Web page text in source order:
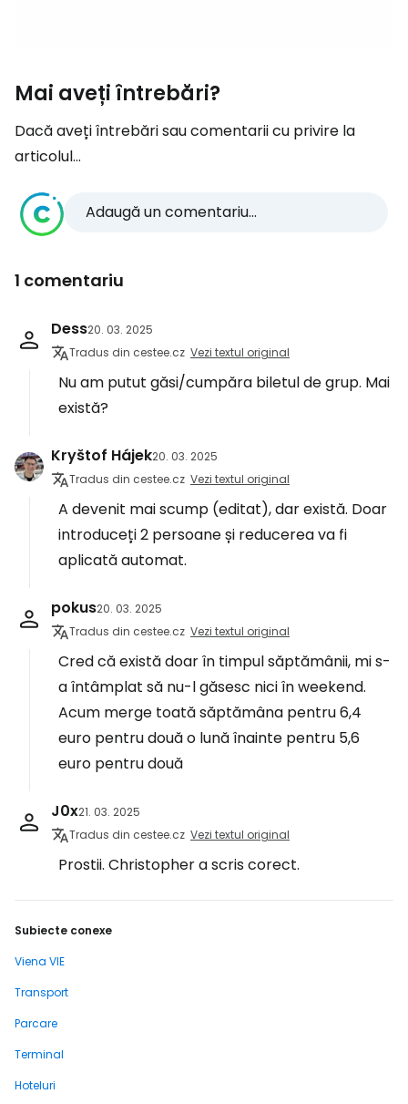
Mai aveți întrebări?
Dacă aveți întrebări sau comentarii cu privire la
articolul...
Adaugă un comentariu...
1 comentariu
Dess20. 03. 2025
Tradus din cestee.cz Vezi textul original
Nu am putut găsi/cumpăra biletul de grup. Mai
există?
Kryštof Hájek20. 03. 2025
Tradus din cestee.cz Vezi textul original
A devenit mai scump (editat), dar există. Doar
introduceți 2 persoane și reducerea va fi
aplicată automat.
pokus20. 03. 2025
Tradus din cestee.cz Vezi textul original
Cred că există doar în timpul săptămânii, mi s-
a întâmplat să nu-l găsesc nici în weekend.
Acum merge toată săptămâna pentru 6,4
euro pentru două o lună înainte pentru 5,6
euro pentru două
J0x21. 03. 2025
Tradus din cestee.cz Vezi textul original
Prostii. Christopher a scris corect.
Subiecte conexe
Viena VIE
Transport
Parcare
Terminal
Hoteluri